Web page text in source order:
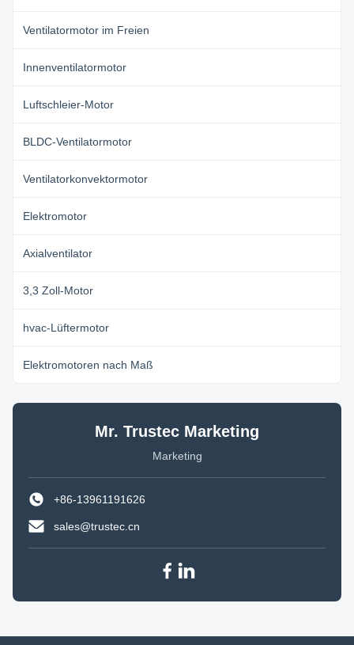
Ventilatormotor im Freien
Innenventilatormotor
Luftschleier-Motor
BLDC-Ventilatormotor
Ventilatorkonvektormotor
Elektromotor
Axialventilator
3,3 Zoll-Motor
hvac-Lüftermotor
Elektromotoren nach Maß
Mr. Trustec Marketing
Marketing
+86-13961191626
sales@trustec.cn